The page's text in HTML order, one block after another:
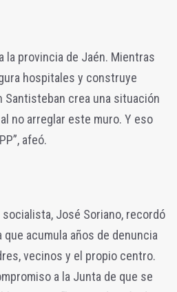
la provincia de Jaén. Mientras
hospitales y construye
Santisteban crea una situación
no arreglar este muro. Y eso
afeó.
José Soriano, recordó
acumula años de denuncia
vecinos y el propio centro.
a la Junta de que se